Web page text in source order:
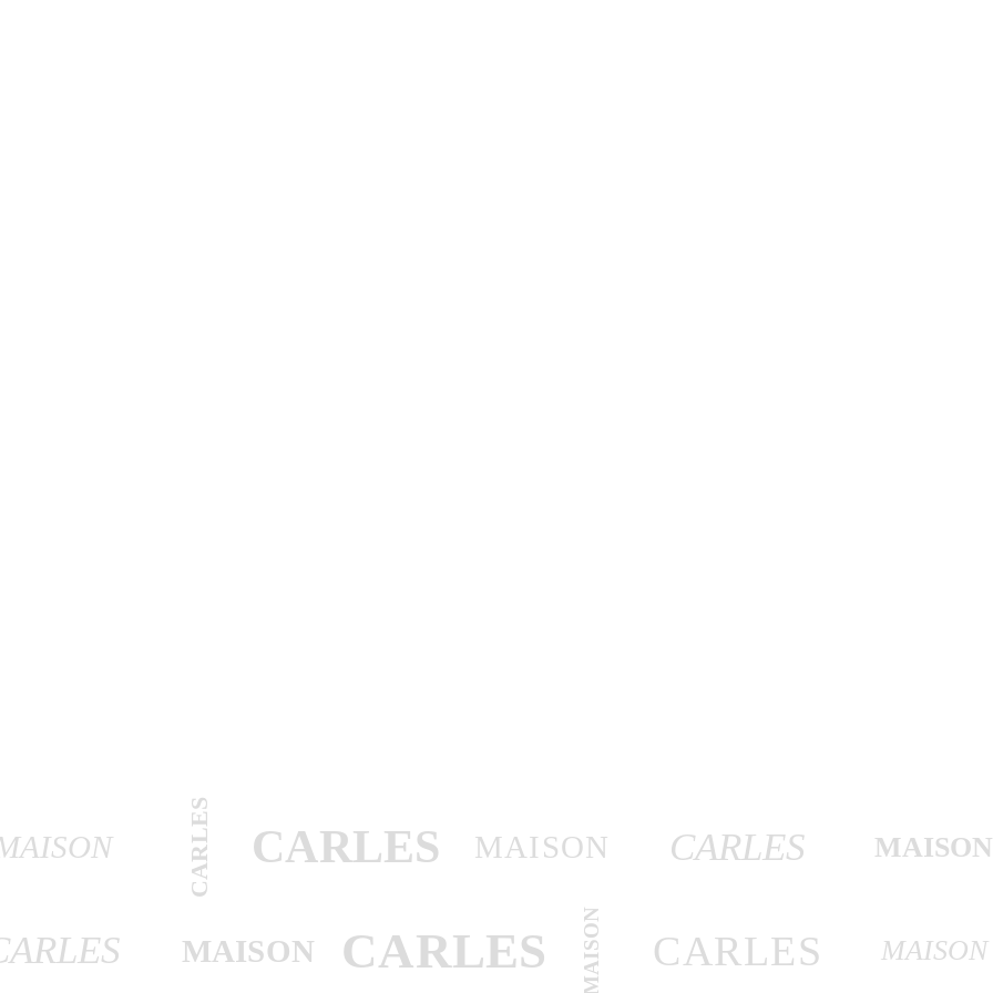
CARLES CARLES MAISON CARLES MAISON
MAISON CARLES MAISON CARLES MAISON